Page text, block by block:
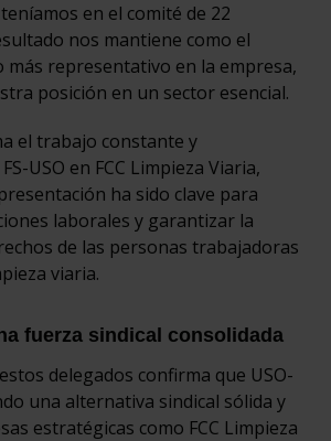
en el comité de 22
nos mantiene como el
más representativo en la empresa,
posición en un sector esencial.
el trabajo constante y
USO en FCC Limpieza Viaria,
ha sido clave para
laborales y garantizar la
de las personas trabajadoras
viaria.
fuerza sindical consolidada
delegados confirma que USO-
una alternativa sindical sólida y
estratégicas como FCC Limpieza